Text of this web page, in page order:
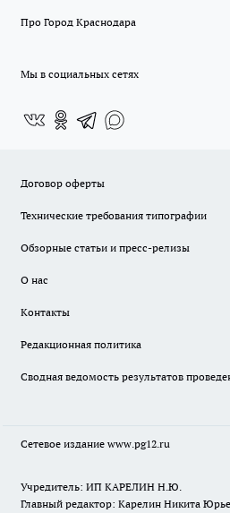
Про Город Краснодара
Мы в социальных сетях
Договор оферты
Технические требования типографии
Обзорные статьи и пресс-релизы
О нас
Контакты
Редакционная политика
Сводная ведомость результатов
Сетевое издание www.pg12.ru
Учредитель: ИП КАРЕЛИН Н.Ю.
Главный редактор: Карелин Никита